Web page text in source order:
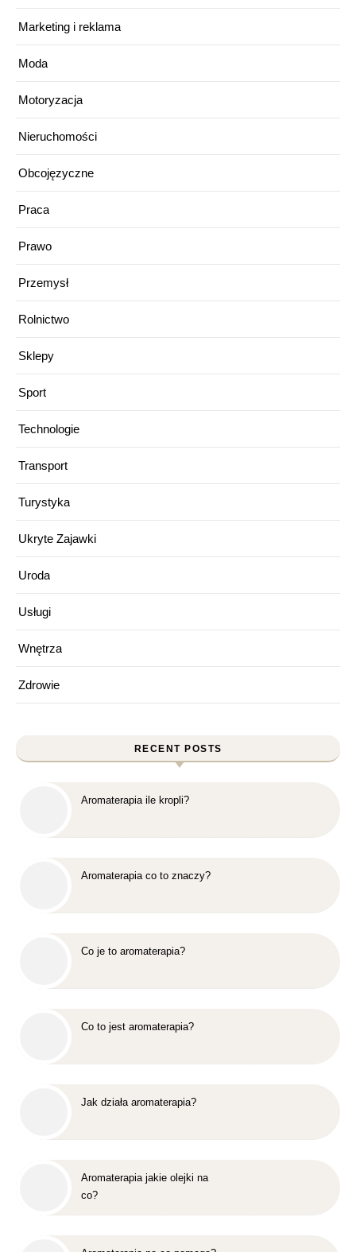
Marketing i reklama
Moda
Motoryzacja
Nieruchomości
Obcojęzyczne
Praca
Prawo
Przemysł
Rolnictwo
Sklepy
Sport
Technologie
Transport
Turystyka
Ukryte Zajawki
Uroda
Usługi
Wnętrza
Zdrowie
RECENT POSTS
Aromaterapia ile kropli?
Aromaterapia co to znaczy?
Co je to aromaterapia?
Co to jest aromaterapia?
Jak działa aromaterapia?
Aromaterapia jakie olejki na
co?